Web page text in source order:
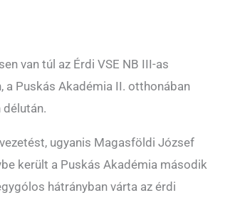
van túl az Érdi VSE NB III-as
a Puskás Akadémia II. otthonában
délután.
ugyanis Magasföldi József
került a Puskás Akadémia második
hátrányban várta az érdi